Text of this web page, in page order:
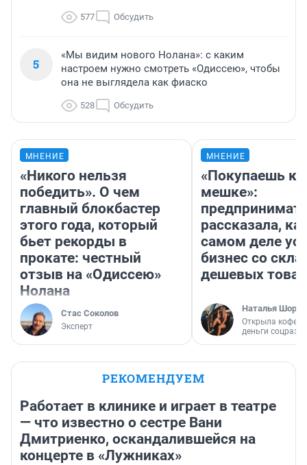
577 Обсудить
5
«Мы видим нового Нолана»: с каким
настроем нужно смотреть «Одиссею», чтобы
она не выглядела как фиаско
528 Обсудить
МНЕНИЕ
«Никого нельзя
победить». О чем
главный блокбастер
этого года, который
бьет рекорды в
прокате: честный
отзыв на «Одиссею»
Нолана
Стас Соколов
Эксперт
МНЕНИЕ
«Покупаешь
мешке»:
рассказала,
самом деле
бизнес со
дешевых
Наталья
Открыла
деньги
РЕКОМЕНДУЕМ
Работает в клинике и играет в театре
— что известно о сестре Вани
Дмитриенко, оскандалившейся на
концерте в «Лужниках»